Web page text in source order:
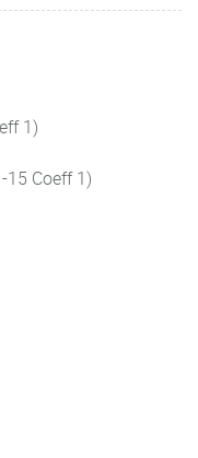
1)
15 Coeff 1)